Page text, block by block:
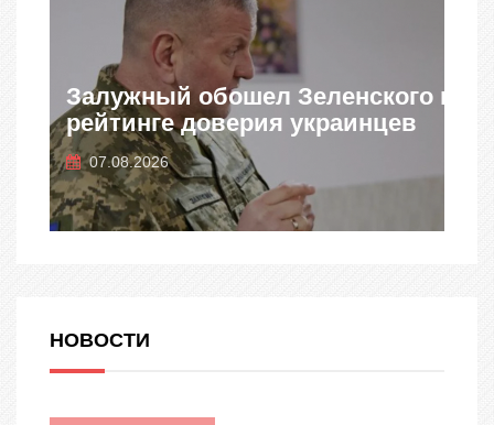
Залужный обошел Зеленского в
рейтинге доверия украинцев
07.08.2026
НОВОСТИ